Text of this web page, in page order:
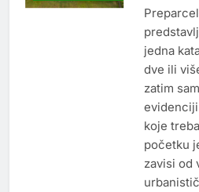
jedna
dve ili
zatim
koje
početku
zavisi od